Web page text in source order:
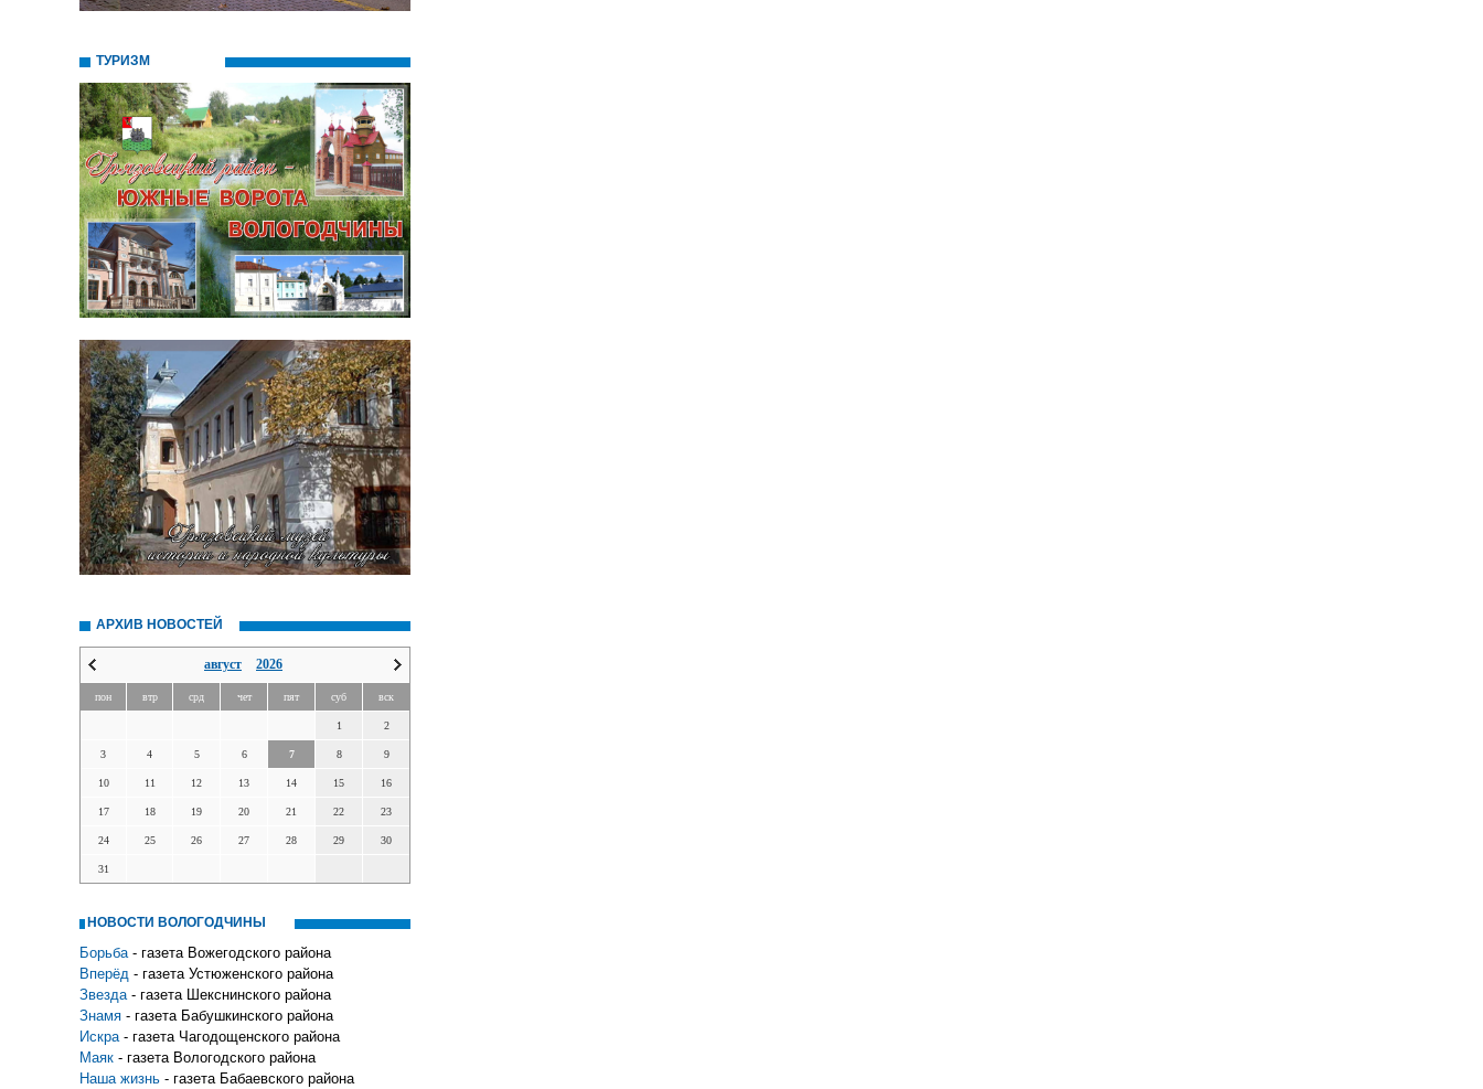
ТУРИЗМ
АРХИВ НОВОСТЕЙ
август 2026
пон втр срд чет пят суб вск
1 2
3 4 5 6 7 8 9
10 11 12 13 14 15 16
17 18 19 20 21 22 23
24 25 26 27 28 29 30
31
НОВОСТИ ВОЛОГОДЧИНЫ
Борьба - газета Вожегодского района
Вперёд - газета Устюженского района
Звезда - газета Шекснинского района
Знамя - газета Бабушкинского района
Искра - газета Чагодощенского района
Маяк - газета Вологодского района
Наша жизнь - газета Бабаевского района